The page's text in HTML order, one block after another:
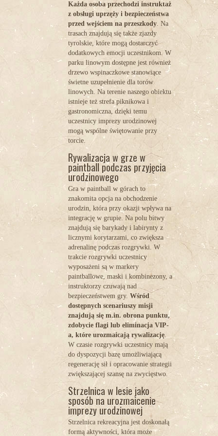
Każda osoba przechodzi instruktaż
z obsługi uprzęży i bezpieczeństwa
przed wejściem na przeszkody . Na
trasach znajdują się także zjazdy
tyrolskie, które mogą dostarczyć
dodatkowych emocji uczestnikom. W
parku linowym dostępne jest również
drzewo wspinaczkowe stanowiące
świetne uzupełnienie dla torów
linowych. Na terenie naszego obiektu
istnieje też strefa piknikowa i
gastronomiczna, dzięki temu
uczestnicy imprezy urodzinowej
mogą wspólne świętowanie przy
torcie.
Rywalizacja w grze w
paintball podczas przyjęcia
urodzinowego
Gra w paintball w górach to
znakomita opcja na obchodzenie
urodzin, która przy okazji wpływa na
integrację w grupie. Na polu bitwy
znajdują się barykady i labirynty z
licznymi korytarzami, co zwiększa
adrenalinę podczas rozgrywki. W
trakcie rozgrywki uczestnicy
wyposażeni są w markery
paintballowe, maski i kombinezony, a
instruktorzy czuwają nad
bezpieczeństwem gry. Wśród
dostępnych scenariuszy misji
znajdują się m.in. obrona punktu,
zdobycie flagi lub eliminacja VIP-
a, które urozmaicają rywalizację
W czasie rozgrywki uczestnicy mają
do dyspozycji bazę umożliwiającą
regenerację sił i opracowanie strategii
zwiększającej szansę na zwycięstwo.
Strzelnica w lesie jako
sposób na urozmaicenie
imprezy urodzinowej
Strzelnica rekreacyjna jest doskonałą
formą aktywności, która może